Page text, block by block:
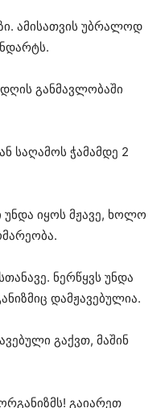
ამისათვის უბრალოდ
განმავლობაში
საღამოს ჭამამდე 2
უნდა იყოს მჟავე, ხოლო
ნერწყვს უნდა
დამჟავებულია.
გაქვთ, მაშინ
გაიარეთ